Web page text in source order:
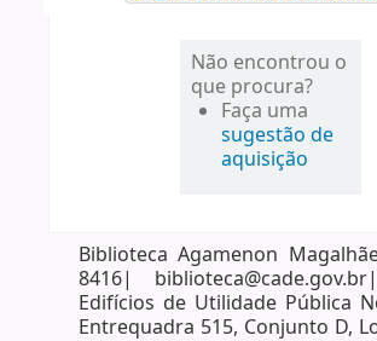
Não encontrou o
que procura?
Faça uma
sugestão de
aquisição
Biblioteca Agamenon
8416|
Edifícios de Utilidade Pública
Entrequadra 515, Conjunto D,